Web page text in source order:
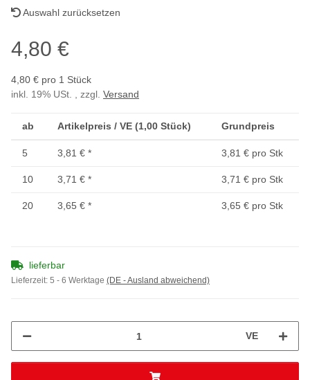
Auswahl zurücksetzen
4,80 €
4,80 € pro 1 Stück
inkl. 19% USt. , zzgl. Versand
ab Artikelpreis / VE (1,00 Stück) Grundpreis
5 3,81 € * 3,81 € pro Stk
10 3,71 € * 3,71 € pro Stk
20 3,65 € * 3,65 € pro Stk
lieferbar
Lieferzeit: 5 - 6 Werktage (DE - Ausland abweichend)
VE